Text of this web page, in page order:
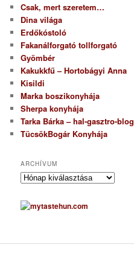
Csak, mert szeretem…
Dina világa
Erdőkóstoló
Fakanálforgató tollforgató
Gyömbér
Kakukkfű – Hortobágyi Anna
Kisildi
Marka boszikonyhája
Sherpa konyhája
Tarka Bárka – hal-gasztro-blog
TücsökBogár Konyhája
ARCHÍVUM
A
c
h
u